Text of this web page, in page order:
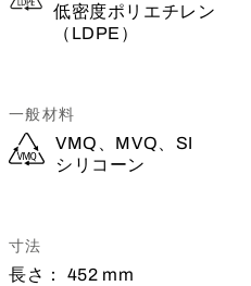
低密度ポリエチレン
（LDPE）
一般材料
VMQ、MVQ、SI
シリコーン
寸法
長さ：
452 mm